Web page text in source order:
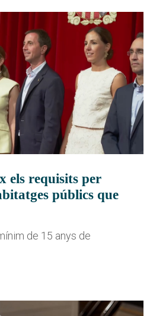
els requisits per
públics que
de 15 anys de